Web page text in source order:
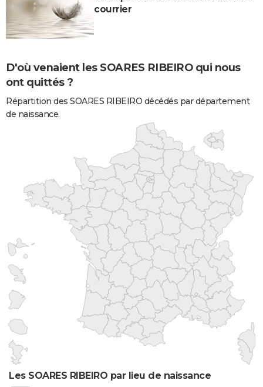
courrier
D'où venaient les SOARES RIBEIRO qui nous
ont quittés ?
Répartition des SOARES RIBEIRO décédés par département
de naissance.
Les SOARES RIBEIRO par lieu de naissance